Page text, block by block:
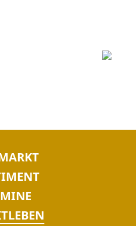
NAVIGATION
ÜBERSPRINGEN